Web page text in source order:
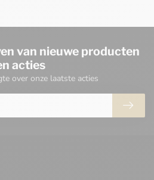
van nieuwe producten
acties
over onze laatste acties